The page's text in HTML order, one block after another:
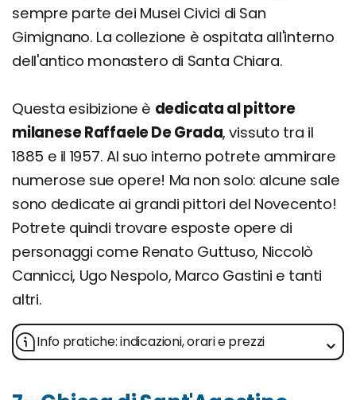
sempre parte dei Musei Civici di San
Gimignano. La collezione è ospitata all'interno
dell'antico monastero di Santa Chiara.
Questa esibizione è dedicata al pittore
milanese Raffaele De Grada, vissuto tra il
1885 e il 1957. Al suo interno potrete ammirare
numerose sue opere! Ma non solo: alcune sale
sono dedicate ai grandi pittori del Novecento!
Potrete quindi trovare esposte opere di
personaggi come Renato Guttuso, Niccolò
Cannicci, Ugo Nespolo, Marco Gastini e tanti
altri.
Info pratiche: indicazioni, orari e prezzi